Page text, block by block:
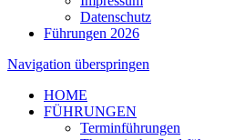
Datenschutz
Führungen 2026
Navigation überspringen
HOME
FÜHRUNGEN
Terminführungen